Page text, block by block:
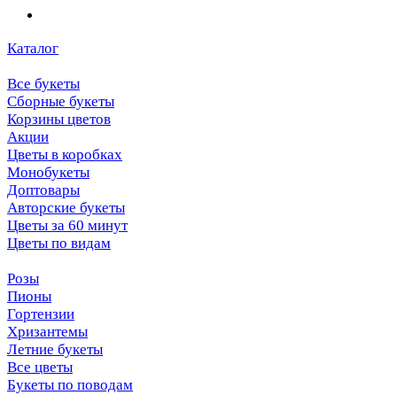
Каталог
Все букеты
Сборные букеты
Корзины цветов
Акции
Цветы в коробках
Монобукеты
Доптовары
Авторские букеты
Цветы за 60 минут
Цветы по видам
Розы
Пионы
Гортензии
Хризантемы
Летние букеты
Все цветы
Букеты по поводам